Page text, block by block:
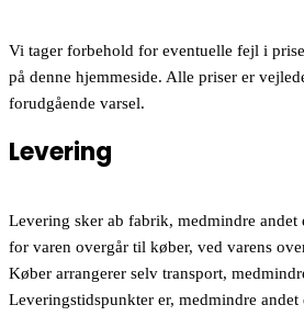
Vi tager forbehold for eventuelle fejl i
på denne hjemmeside. Alle priser er
forudgående varsel.
Levering
Levering sker ab fabrik, medmindre
for varen overgår til køber, ved varens
Køber arrangerer selv transport,
Leveringstidspunkter er, medmindre